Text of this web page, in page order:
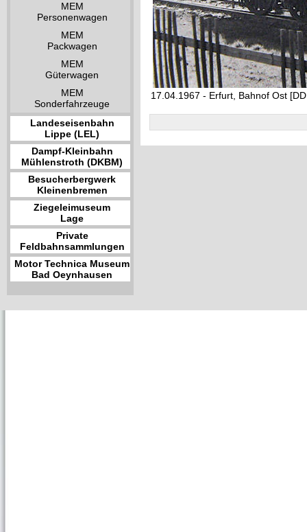
MEM
Personenwagen
MEM
Packwagen
MEM
Güterwagen
MEM
Sonderfahrzeuge
Landeseisenbahn
Lippe (LEL)
Dampf-Kleinbahn
Mühlenstroth (DKBM)
Besucherbergwerk
Kleinenbremen
Ziegeleimuseum
Lage
Private
Feldbahnsammlungen
Motor Technica Museum
Bad Oeynhausen
17.04.1967 - Erfurt, Bahnof Ost